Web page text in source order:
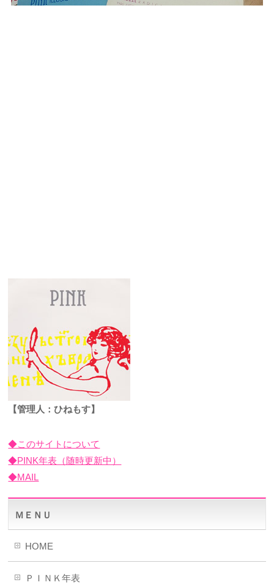
【管理人：ひねもす】
◆このサイトについて
◆PINK年表（随時更新中）
◆MAIL
ＭＥＮＵ
HOME
ＰＩＮＫ年表